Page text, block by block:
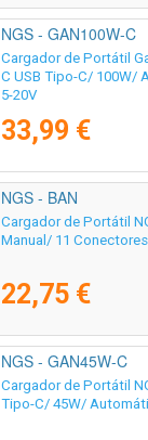
NGS - GAN100W-C
Cargador de Portátil
C USB Tipo-C/ 100W/
5-20V
33,99 €
NGS - BAN
Cargador de Portátil
Manual/ 11
22,75 €
NGS - GAN45W-C
Cargador de Portátil
Tipo-C/ 45W/